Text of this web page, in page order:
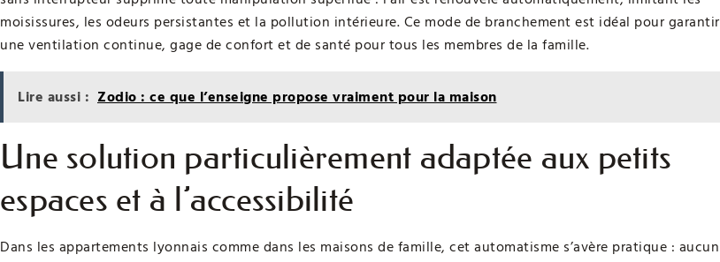
moisissures, les odeurs persistantes et la pollution intérieure. Ce mode de branchement est idéal pour garantir
une ventilation continue, gage de confort et de santé pour tous les membres de la famille.
Lire aussi : Zodio : ce que l’enseigne propose vraiment pour la maison
Une solution particulièrement adaptée aux petits
espaces et à l’accessibilité
Dans les appartements lyonnais comme dans les maisons de famille, cet automatisme s’avère pratique : aucun